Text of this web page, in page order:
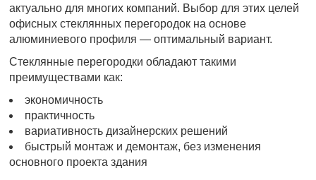
актуально для многих компаний. Выбор для этих целей
офисных стеклянных перегородок на основе
алюминиевого профиля — оптимальный вариант.
Стеклянные перегородки обладают такими
преимуществами как:
экономичность
практичность
вариативность дизайнерских решений
быстрый монтаж и демонтаж, без изменения
основного проекта здания